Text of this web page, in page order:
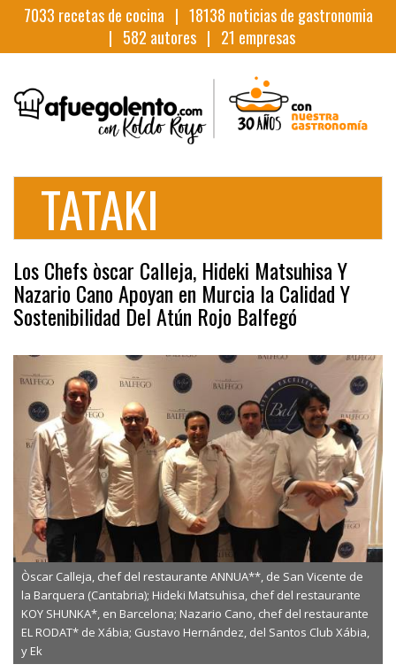
7033 recetas de cocina | 18138 noticias de gastronomia
| 582 autores | 21 empresas
TATAKI
Los Chefs òscar Calleja, Hideki Matsuhisa Y
Nazario Cano Apoyan en Murcia la Calidad Y
Sostenibilidad Del Atún Rojo Balfegó
Òscar Calleja, chef del restaurante ANNUA**, de San Vicente de
la Barquera (Cantabria); Hideki Matsuhisa, chef del restaurante
KOY SHUNKA*, en Barcelona; Nazario Cano, chef del restaurante
EL RODAT* de Xábia; Gustavo Hernández, del Santos Club Xábia,
y Ek